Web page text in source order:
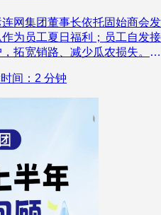
网集团董事长依托固始商会发
为员工夏日福利；员工自发接
拓宽销路、减少瓜农损失。西
体现，集团称未来会持续联动
与企业温度。
间：2 分钟